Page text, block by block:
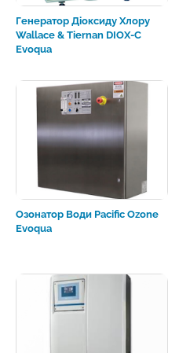
Генератор Діоксиду Хлору
Wallace & Tiernan DIOX-С
Evoqua
Озонатор Води Pacific Ozone
Evoqua